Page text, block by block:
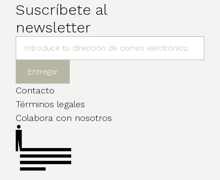
Suscríbete al
newsletter
Contacto
Términos legales
Colabora con nosotros